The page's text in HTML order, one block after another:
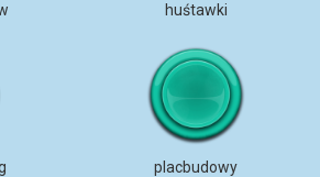
huśtawki
placbudowy